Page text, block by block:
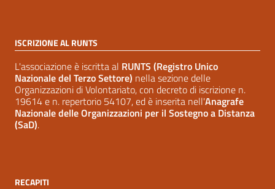
ISCRIZIONE AL RUNTS
L'associazione è iscritta al RUNTS (Registro Unico
Nazionale del Terzo Settore) nella sezione delle
Organizzazioni di Volontariato, con decreto di iscrizione n.
19614 e n. repertorio 54107, ed è inserita nell'Anagrafe
Nazionale delle Organizzazioni per il Sostegno a Distanza
(SaD).
RECAPITI